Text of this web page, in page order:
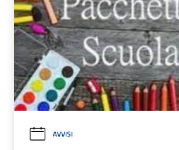
AVVISI